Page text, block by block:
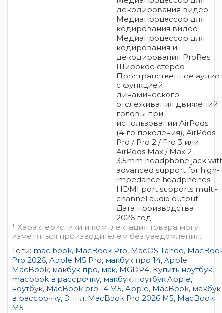
декодиро­вания видео
Медиапроцессор для
кодирования видео
Медиапроцессор для
кодирования и
декодирования ProRes
Широкое стерео
Пространственное аудио
с функцией
динамического
отслеживания движений
головы при
использовании AirPods
(4‑го поколения), AirPods
Pro / Pro 2 / Pro 3 или
AirPods Max / Max 2
3.5mm headphone jack
advanced support for high-
impedance headphones
HDMI port supports multi-
channel audio output
Дата производства
2026 год
* Характеристики и комплектация товара могут
изменяться производителем без уведомления.
Теги: mac book, MacBook Pro, MacOS Tahoe,
Pro 2026, Apple M5 Pro, макбук про 14, Apple
MacBook, макбук про, мак, MGDP4, Купить ноутбук,
macbook в рассрочку, макбук, ноутбук Apple,
ноутбук, MacBook pro 14 M5, Apple, MacBook, макбук
в рассрочку, Эппл, MacBook Pro 2026 M5, MacBook
M5